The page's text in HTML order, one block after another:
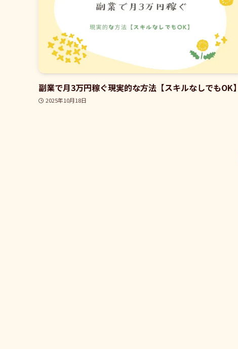
副業で月3万円稼ぐ現実的な方法【スキルなしでもOK】
2025年10月18日